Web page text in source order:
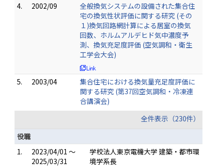
4. 2002/09
全般換気システムの設備された集合住
宅の換気性状評価に関する研究 (その
１)換気回路網計算による居室の換気
回数、ホルムアルデヒド気中濃度予
測、換気充足度評価 (空気調和・衛生
工学会大会)
5. 2003/04
集合住宅における換気量充足度評価に
関する研究 (第37回空気調和・冷凍連
合講演会)
全件表示（230件）
役職
1.
2023/04/01 ～
2025/03/31
学校法人東京電機大学 建築・都市環
境学系長